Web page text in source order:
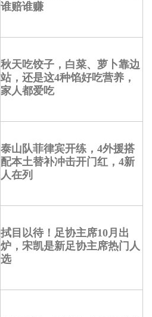
谁赔谁赚
秋天吃饺子，白菜、萝卜靠边
站，还是这4种馅好吃营养，
家人都爱吃
泰山队菲律宾开练，4外援搭
配本土替补冲击开门红，4新
人在列
拭目以待！足协主席10月出
炉，宋凯是新足协主席热门人
选